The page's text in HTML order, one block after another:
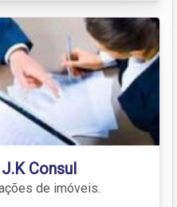
Consul
de imóveis.